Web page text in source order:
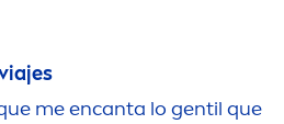
me encanta lo gentil que